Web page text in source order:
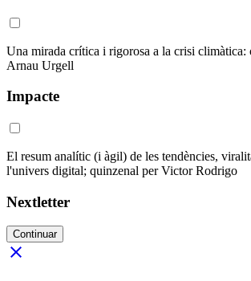
Una mirada crítica i rigorosa a la crisi climàtica:
Arnau Urgell
Impacte
El resum analític (i àgil) de les tendències,
l'univers digital; quinzenal per Victor Rodrigo
Nextletter
Continuar
close